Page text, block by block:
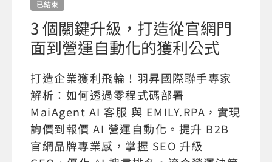
已結束
3 個關鍵升級，打造從官網門
面到營運自動化的獲利公式
打造企業獲利飛輪！羽昇國際聯手專家
解析：如何透過零程式碼部署
MaiAgent AI 客服 與 EMILY.RPA，實現
詢價到報價 AI 營運自動化。提升 B2B
官網品牌專業感，掌握 SEO 升級